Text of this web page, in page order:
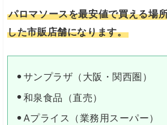
パロマソースを最安値で買える場
した市販店舗になります。
サンプラザ（大阪・関西圏）
和泉食品（直売）
Aプライス（業務用スーパー）